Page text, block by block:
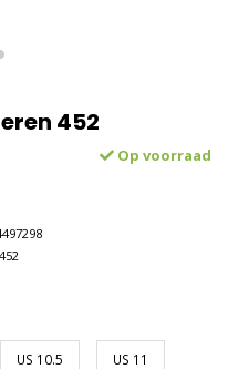
452
Op voorraad
US 10.5 US 11